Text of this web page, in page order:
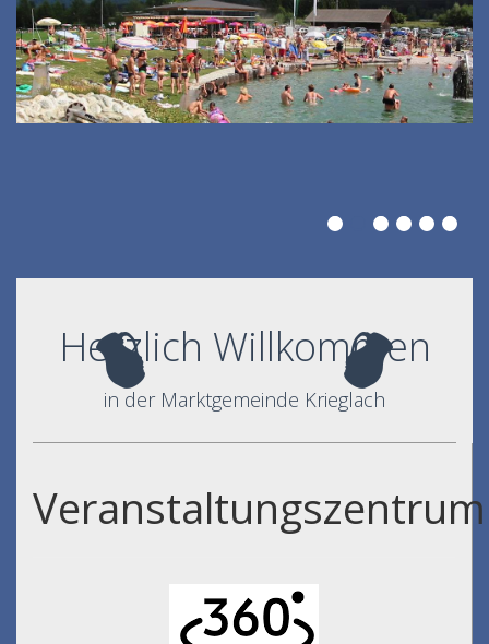
Herzlich Willkommen
in der Marktgemeinde Krieglach
Veranstaltungszentrum